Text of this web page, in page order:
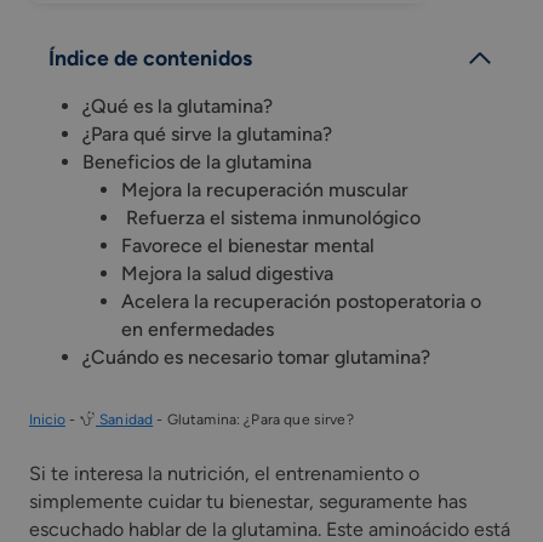
Índice de contenidos
¿Qué es la glutamina?
¿Para qué sirve la glutamina?
Beneficios de la glutamina
Mejora la recuperación muscular
️ Refuerza el sistema inmunológico
Favorece el bienestar mental
Mejora la salud digestiva
Acelera la recuperación postoperatoria o
en enfermedades
¿Cuándo es necesario tomar glutamina?
Inicio- Sanidad - Glutamina: ¿Para que sirve?
Si te interesa la nutrición, el entrenamiento o
simplemente cuidar tu bienestar, seguramente has
escuchado hablar de la glutamina. Este aminoácido está